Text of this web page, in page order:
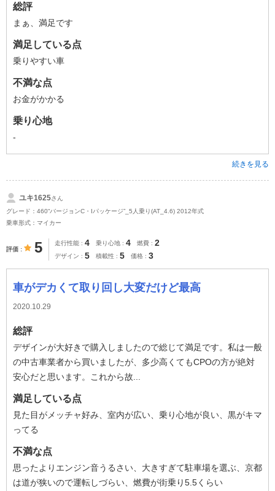
総評
まぁ、満足です
満足している点
乗りやすい車
不満な点
お金がかかる
乗り心地
-
続きを見る
ユキ1625さん
グレード：460“バージョンC・Iパッケージ”_5人乗り(AT_4.6) 2012年式
乗車形式：マイカー
評価 5 走行性能 4 乗り心地 4 燃費 2
デザイン 5 積載性 5 価格 3
車がデカくて取り回し大変だけど最高
2020.10.29
総評
デザインが大好きで購入しましたので総じて満足です。私は一般
の中古車業者から買いましたが、多少高くてもCPOの方が絶対
安心だと思います。これから故...
満足している点
見た目がメッチャ好み、室内が広い、乗り心地が良い、黒がキマ
ってる
不満な点
思ったよりエンジン音うるさい、大きすぎて駐車場を選ぶ、京都
は道が狭いので運転しづらい、燃費が街乗り5.5くらい